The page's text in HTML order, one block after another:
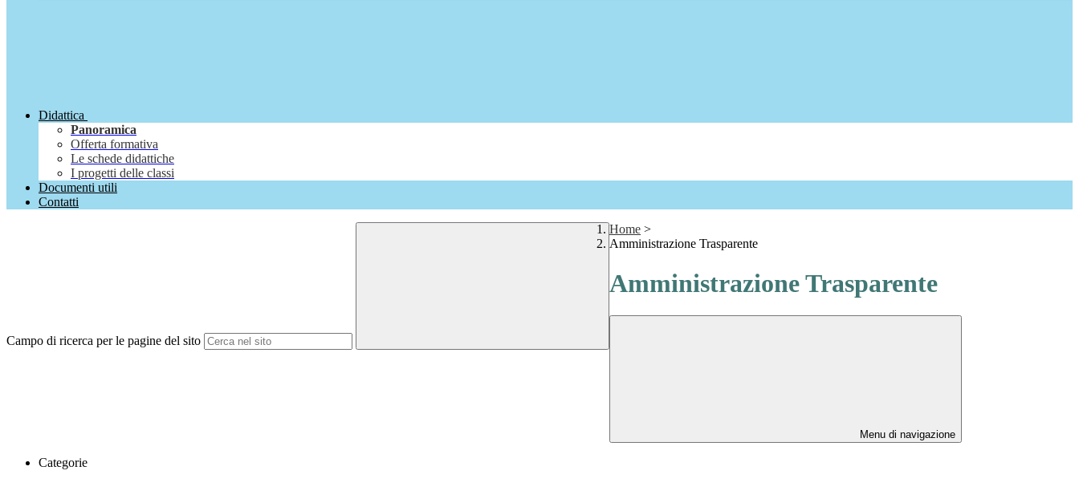
Didattica
Panoramica
Offerta formativa
Le schede didattiche
I progetti delle classi
Documenti utili
Contatti
Campo di ricerca per le pagine del sito
Home >
Amministrazione Trasparente
Amministrazione Trasparente
Menu di navigazione
Categorie